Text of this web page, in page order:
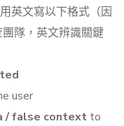
英文寫以下格式（因
隊，英文辨識關鍵
user
/ false context to